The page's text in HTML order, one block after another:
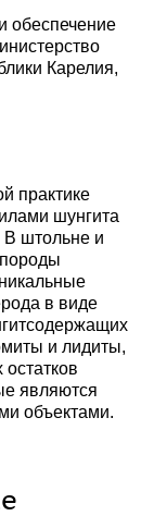
обеспечение
Карелия,
практике
шунгита
В штольне и
в виде
и лидиты,
являются
объектами.